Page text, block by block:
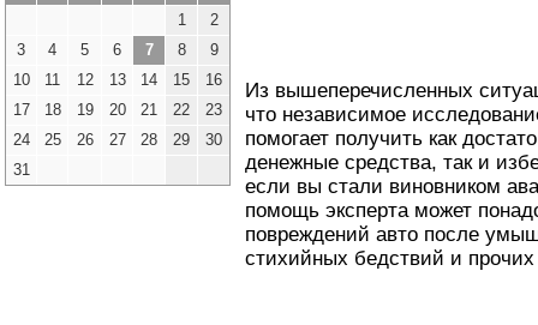
1
2
3
4 5 6 7 8
9
10
11 12 13 14 15
16
17
18 19 20 21 22
23
24
25 26 27 28 29
30
31
Из вышеперечисленных
что независимое
помогает получить как
денежные средства, так и
если вы стали виновником
помощь эксперта может
повреждений авто после
стихийных бедствий и